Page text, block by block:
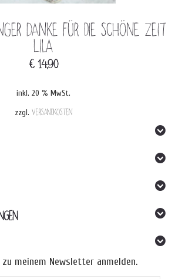
Danke für die schöne Zeit
Lila
€ 14,90
inkl. 20 % MwSt.
zzgl. Versandkosten
meinem Newsletter anmelden.